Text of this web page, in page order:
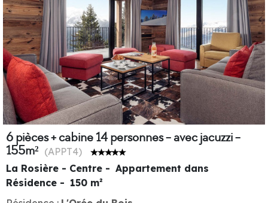
6 pièces + cabine 14 personnes - avec jacuzzi -
155m² (APPT4)
La Rosière - Centre
Appartement dans
Résidence
150 m²